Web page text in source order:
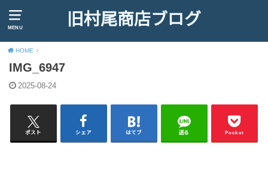
MENU 旧村尾商店ブログ
HOME
IMG_6947
2025-08-24
ポスト シェア はてブ 送る Pocket